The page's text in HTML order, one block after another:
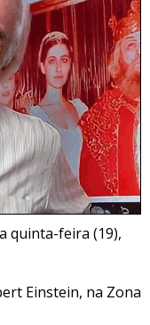
quinta-feira (19),
Einstein, na Zona